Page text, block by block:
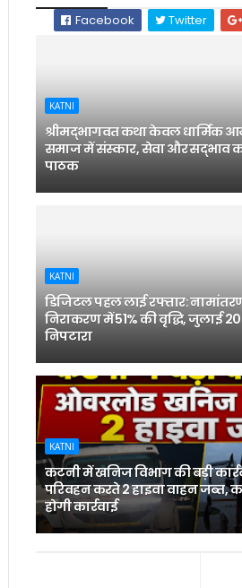
Facebook
Twitter
KATNI
श्रीमद्भागवत कथा केवल धार्मिक
समाज में संस्कार, सेवा और सद्भाव
पाठक
KATNI
डिजिटल पहल लाई रफ्तार:
निराकरण में 51% की वृद्धि, जुलाई
निपटारा
KATNI
कटनी में खनिज विभाग की बड़ी
परिवहन करते 2 हाइवा वाहन जब्त,
होगी कार्रवाई